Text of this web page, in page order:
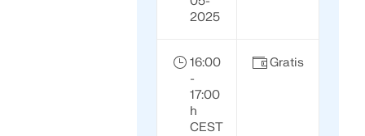
2025
16:00
-
17:00
h
CEST
Gratis